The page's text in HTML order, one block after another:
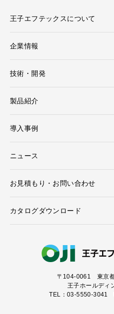
〒104-0061 東京
王子ホールディ
TEL：03-5550-3041
王子エフテックスについて
企業情報
技術・開発
製品紹介
導入事例
ニュース
お見積もり・お問い合わせ
カタログダウンロード